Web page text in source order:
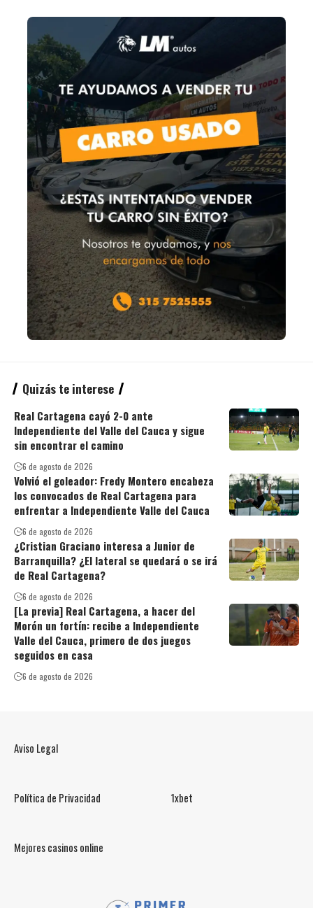
Quizás te interese
Real Cartagena cayó 2-0 ante
Independiente del Valle del Cauca y sigue
sin encontrar el camino
6 de agosto de 2026
Volvió el goleador: Fredy Montero encabeza
los convocados de Real Cartagena para
enfrentar a Independiente Valle del Cauca
6 de agosto de 2026
¿Cristian Graciano interesa a Junior de
Barranquilla? ¿El lateral se quedará o se irá
de Real Cartagena?
6 de agosto de 2026
[La previa] Real Cartagena, a hacer del
Morón un fortín: recibe a Independiente
Valle del Cauca, primero de dos juegos
seguidos en casa
6 de agosto de 2026
Aviso Legal
Política de Privacidad 1xbet
Mejores casinos online